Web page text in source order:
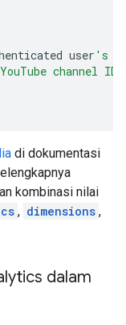
user 's
channel
di dokumentasi
kombinasi nilai
, dimensions ,
dalam